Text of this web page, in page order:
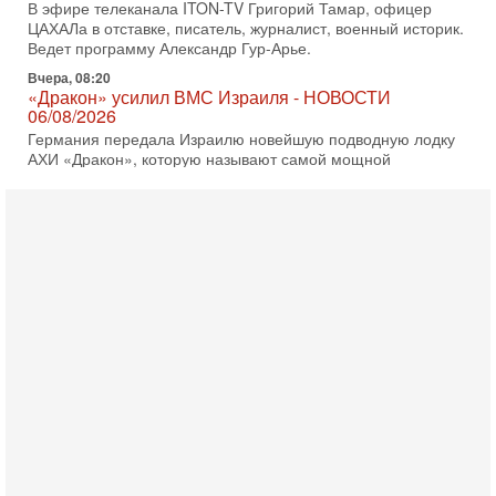
В эфире телеканала ITON-TV Григорий Тамар, офицер
ЦАХАЛа в отставке, писатель, журналист, военный историк.
Ведет программу Александр Гур-Арье.
Вчера, 08:20
«Дракон» усилил ВМС Израиля - НОВОСТИ
06/08/2026
Германия передала Израилю новейшую подводную лодку
АХИ «Дракон», которую называют самой мощной